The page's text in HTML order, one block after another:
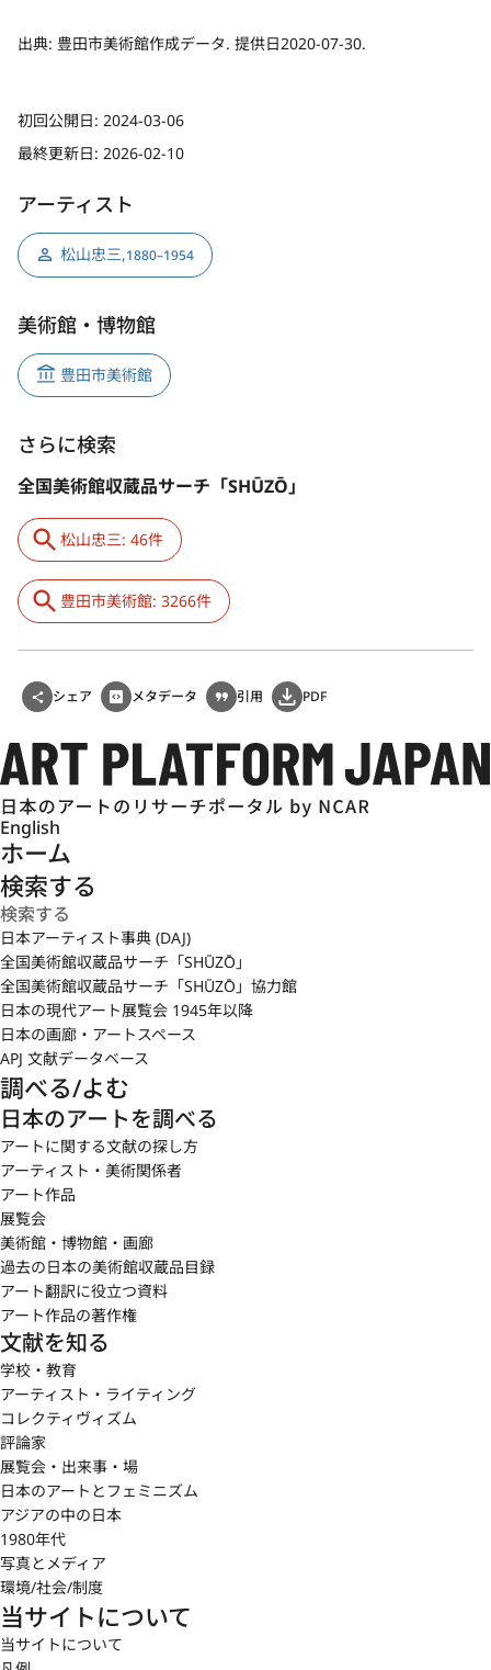
出典: 豊田市美術館作成データ. 提供日2020-07-30.
初回公開日: 2024-03-06
最終更新日: 2026-02-10
アーティスト
松山忠三,1880–1954
美術館・博物館
豊田市美術館
さらに検索
全国美術館収蔵品サーチ「SHŪZŌ」
松山忠三: 46件
豊田市美術館: 3266件
シェア メタデータ 引用 PDF
English
ホーム
検索する
日本アーティスト事典 (DAJ)
全国美術館収蔵品サーチ「SHŪZŌ」
全国美術館収蔵品サーチ「SHŪZŌ」協力館
日本の現代アート展覧会 1945年以降
日本の画廊・アートスペース
APJ 文献データベース
調べる/よむ
日本のアートを調べる
アートに関する文献の探し方
アーティスト・美術関係者
アート作品
展覧会
美術館・博物館・画廊
過去の日本の美術館収蔵品目録
アート翻訳に役立つ資料
アート作品の著作権
文献を知る
学校・教育
アーティスト・ライティング
コレクティヴィズム
評論家
展覧会・出来事・場
日本のアートとフェミニズム
アジアの中の日本
1980年代
写真とメディア
環境/社会/制度
当サイトについて
当サイトについて